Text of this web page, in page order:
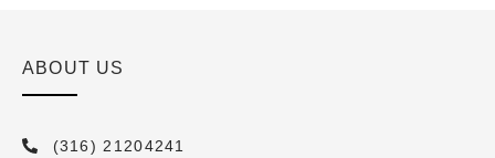
ABOUT US
(316) 21204241